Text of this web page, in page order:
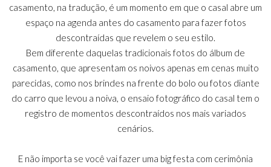
casamento, na tradução, é um momento em que o casal abre um
espaço na agenda antes do casamento para fazer fotos
descontraídas que revelem o seu estilo.
Bem diferente daquelas tradicionais fotos do álbum de
casamento, que apresentam os noivos apenas em cenas muito
parecidas, como nos brindes na frente do bolo ou fotos diante
do carro que levou a noiva, o ensaio fotográfico do casal tem o
registro de momentos descontraídos nos mais variados
cenários.
E não importa se você vai fazer uma big festa com cerimônia